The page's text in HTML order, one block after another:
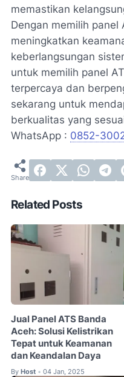
memastikan
Dengan memilih
meningkatkan
keberlangsungan
untuk memilih panel
terpercaya dan
sekarang untuk
berkualitas yang
WhatsApp : 0852-
Related Posts
Jual Panel ATS Banda
Aceh: Solusi Kelistrikan
Tepat untuk Keamanan
dan Keandalan Daya
By Host • 04 Jan, 2025